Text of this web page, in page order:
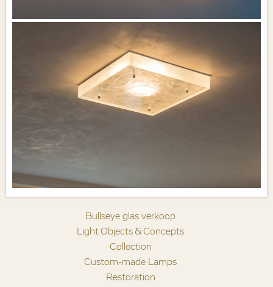
Bullseye glas verkoop
Light Objects & Concepts
Collection
Custom-made Lamps
Restoration